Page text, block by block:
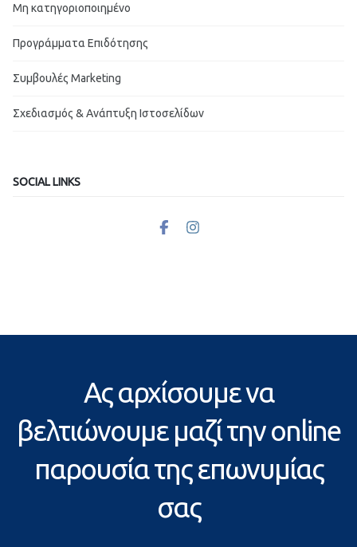
Μη κατηγοριοποιημένο
Προγράμματα Επιδότησης
Συμβουλές Marketing
Σχεδιασμός & Ανάπτυξη Ιστοσελίδων
SOCIAL LINKS
Ας αρχίσουμε να
βελτιώνουμε μαζί την online
παρουσία της επωνυμίας
σας